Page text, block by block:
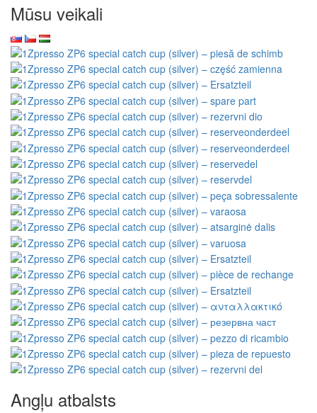
Mūsu veikali
Angļu atbalsts